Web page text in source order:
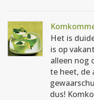
Het is
is op
alleen nog
te heet, de
dus!